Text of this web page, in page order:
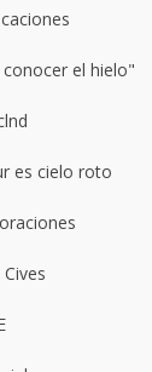
el hielo"
es cielo roto